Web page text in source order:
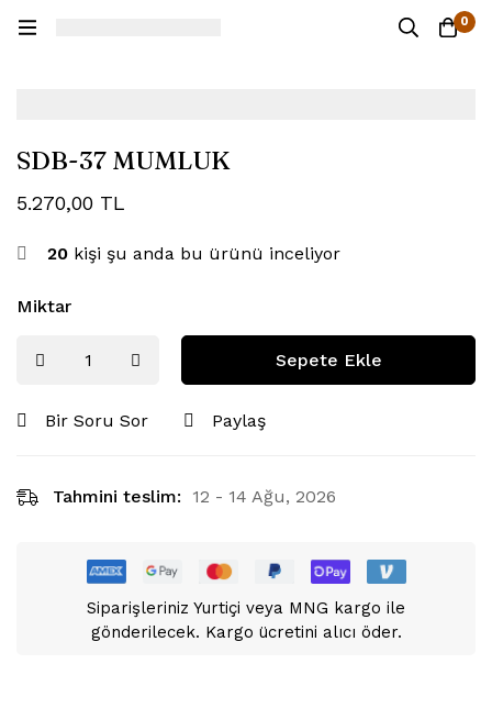
0
SDB-37 MUMLUK
5.270,00 TL
20 kişi şu anda bu ürünü inceliyor
Miktar
Sepete Ekle
Bir Soru Sor Paylaş
Tahmini teslim: 12 - 14 Ağu, 2026
Siparişleriniz Yurtiçi veya MNG kargo ile
gönderilecek. Kargo ücretini alıcı öder.